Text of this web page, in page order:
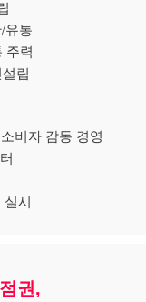
유통
주력
립
비자 감동 경영
시
권,